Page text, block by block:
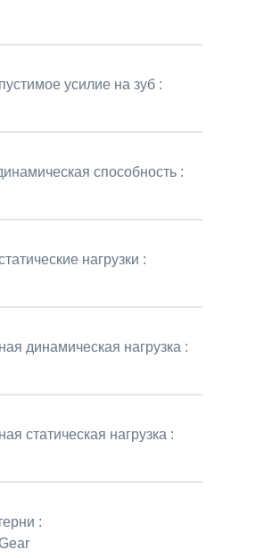
усилие на зуб :
способность :
нагрузки :
динамическая нагрузка :
статическая нагрузка :
: